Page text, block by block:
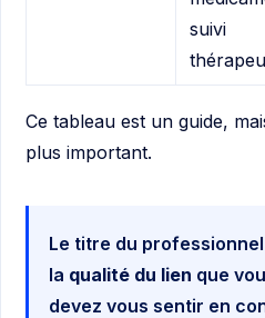
suivi
Ce tableau est un guide,
plus important.
Le titre du
la qualité du lien que
devez vous sentir en